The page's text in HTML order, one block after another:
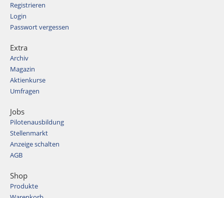
Registrieren
Login
Passwort vergessen
Extra
Archiv
Magazin
Aktienkurse
Umfragen
Jobs
Pilotenausbildung
Stellenmarkt
Anzeige schalten
AGB
Shop
Produkte